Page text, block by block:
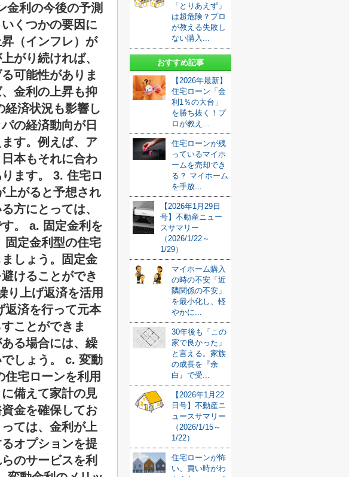
金利の今後の予測
くつかの要因に
（インフレ）が
がり続ければ、
可能性がありま
金利の上昇も抑
経済状況も影響し
の経済動向が日
す。例えば、ア
本もそれに合わ
ます。 3. 住宅ロ
上がると予想され
方にとっては、
。 a. 固定金利を
固定金利型の住宅
しょう。固定金
けることができ
り上げ返済を活用
返済を行って元本
ことができま
る場合には、繰
しょう。 c. 変動
宅ローンを利用
備えて家計の見
金を確保してお
ては、金利が上
オプションを提
のサービスを利
「とりあえず」
は超危険？プロ
が教える失敗し
ない購入...
おすすめ記事
【2026年最新】
住宅ローン「金
利1％の大台」
を勝ち抜く！プ
ロが教え...
住宅ローンが残
っているマイホ
ームを売却でき
る？ マイホーム
を手放...
【2026年1月29日
号】不動産ニュー
スサマリー
（2026/1/22～
1/29）
マイホーム購入
の時の不安「近
隣関係の不安」
を最小化し、軽
やかに...
30年後も「この
家で良かった」
と言える。家族
の成長を『余
白』で受...
【2026年1月22
日号】不動産ニ
ュースサマリー
（2026/1/15～
1/22）
住宅ローンが怖
い、買い時がわ